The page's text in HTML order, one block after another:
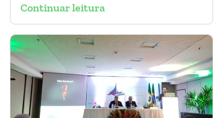
experiência nacional e mundial com esta
Daniel Benitti e à direita Dr. Carlos Alberto
Fernandes Costa)
Continuar leitura